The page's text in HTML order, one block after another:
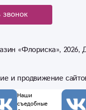
звонок
«Флориска», 2026,
и продвижение
Наши
съедобные